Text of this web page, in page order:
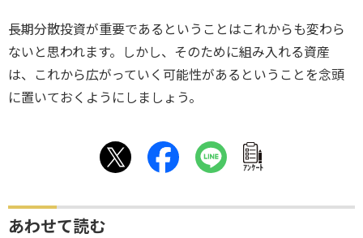
長期分散投資が重要であるということはこれからも変わら
ないと思われます。しかし、そのために組み入れる資産
は、これから広がっていく可能性があるということを念頭
に置いておくようにしましょう。
ｱﾝｹｰﾄ
あわせて読む